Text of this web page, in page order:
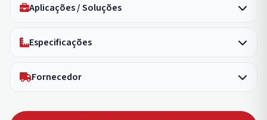
Aplicações / Soluções
Especificações
Fornecedor